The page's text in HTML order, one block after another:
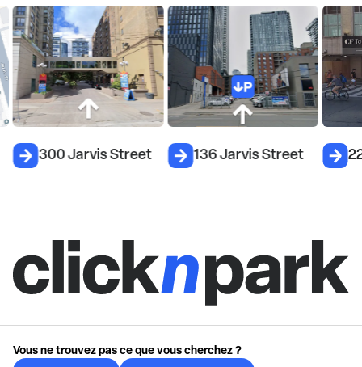
300 Jarvis Street 136 Jarvis Street
Vous ne trouvez pas ce que vous cherchez ?